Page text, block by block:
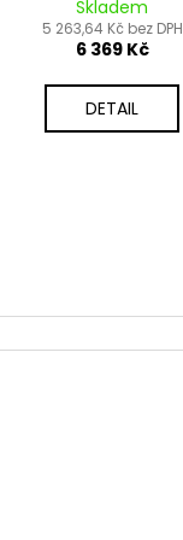
Skladem
5 263,64 Kč bez DPH
6 369 Kč
DETAIL